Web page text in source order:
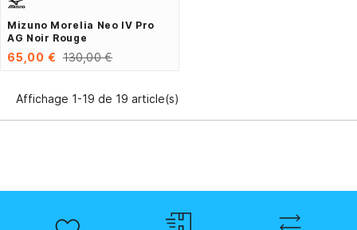
Mizuno Morelia Neo IV Pro
AG Noir Rouge
65,00 € 130,00 €
Affichage 1-19 de 19 article(s)